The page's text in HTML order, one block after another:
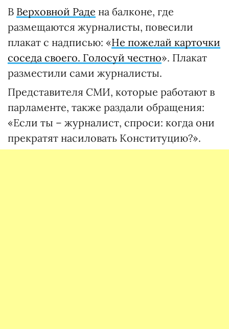
В Верховной Раде на балконе, где
размещаются журналисты, повесили
плакат с надписью: «Не пожелай карточки
соседа своего. Голосуй честно». Плакат
разместили сами журналисты.
Представителя СМИ, которые работают в
парламенте, также раздали обращения:
«Если ты – журналист, спроси: когда они
прекратят насиловать Конституцию?».